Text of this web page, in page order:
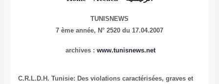
TUNISNEWS
7 ème année, N° 2520 du 17.04.2007
archives : www.tunisnews.net
C.R.L.D.H. Tunisie: Des violations caractérisées, graves et